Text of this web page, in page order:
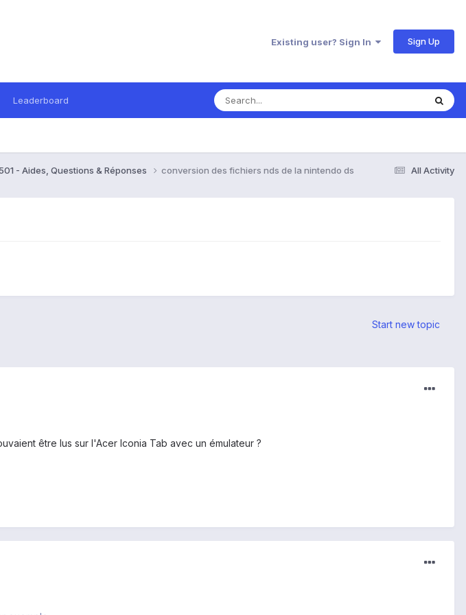
Existing user? Sign In Sign Up
Leaderboard
All Activity
- Aides, Questions & Réponses conversion des fichiers nds de la nintendo ds
Start new topic
être lus sur l'Acer Iconia Tab avec un émulateur ?